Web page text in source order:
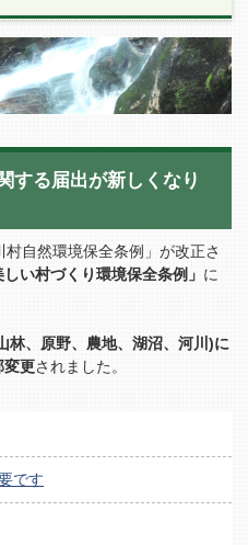
する届出が新しくなり
自然環境保全条例」が改正さ
い村づくり環境保全条例」 に
林、原野、農地、湖沼、河川)に
変更されました。
です